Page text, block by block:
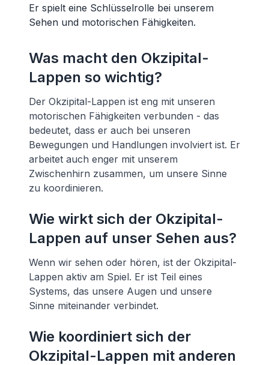
Er spielt eine Schlüsselrolle bei unserem
Sehen und motorischen Fähigkeiten.
Was macht den Okzipital-
Lappen so wichtig?
Der Okzipital-Lappen ist eng mit unseren
motorischen Fähigkeiten verbunden - das
bedeutet, dass er auch bei unseren
Bewegungen und Handlungen involviert ist. Er
arbeitet auch enger mit unserem
Zwischenhirn zusammen, um unsere Sinne
zu koordinieren.
Wie wirkt sich der Okzipital-
Lappen auf unser Sehen aus?
Wenn wir sehen oder hören, ist der Okzipital-
Lappen aktiv am Spiel. Er ist Teil eines
Systems, das unsere Augen und unsere
Sinne miteinander verbindet.
Wie koordiniert sich der
Okzipital-Lappen mit anderen